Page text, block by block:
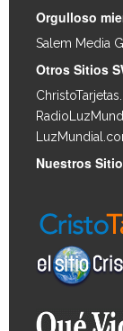
Orgulloso
Salem Media
Otros Sitios
Nuestros